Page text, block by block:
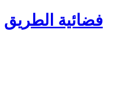
فضائية الطريق